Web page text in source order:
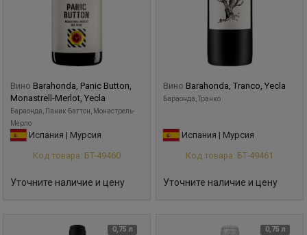
Вино Barahonda, Panic Button,
Monastrell-Merlot, Yecla
Бараонда, Паник Баттон, Монастрель-
Мерло
Испания | Мурсия
Код товара: БТ-49460
Уточните наличие и цену
Вино Barahonda, Tranco, Yecla
Бараонда, Транко
Испания | Мурсия
Код товара: БТ-49461
Уточните наличие и цену
0,75 л 0,75 л